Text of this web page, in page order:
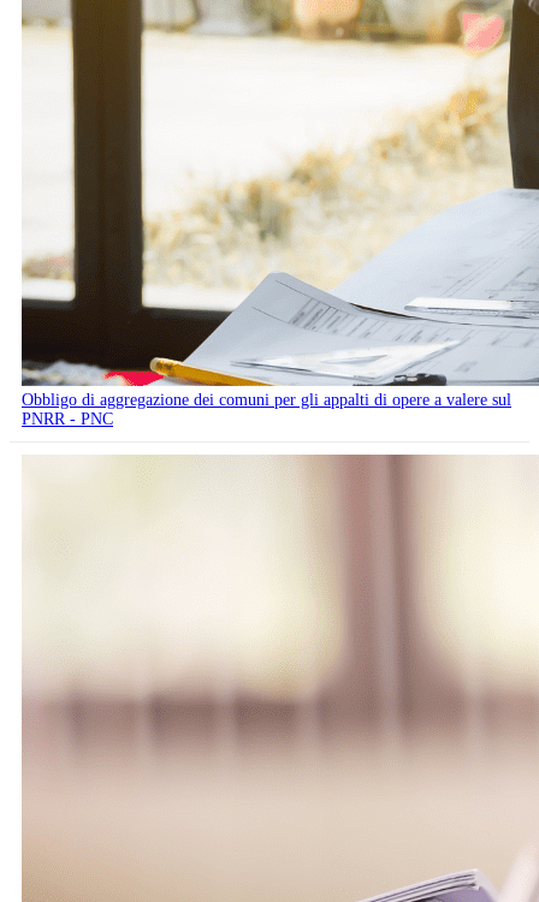
Obbligo di aggregazione dei comuni per gli appalti di opere a valere sul
PNRR - PNC